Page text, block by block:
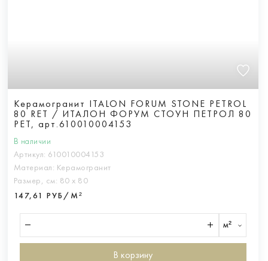
Керамогранит ITALON FORUM STONE PETROL
80 RET / ИТАЛОН ФОРУМ СТОУН ПЕТРОЛ 80
РЕТ, арт.610010004153
В наличии
Артикул: 610010004153
Материал: Керамогранит
Размер, см: 80 х 80
147,61 РУБ/М²
м²
В корзину